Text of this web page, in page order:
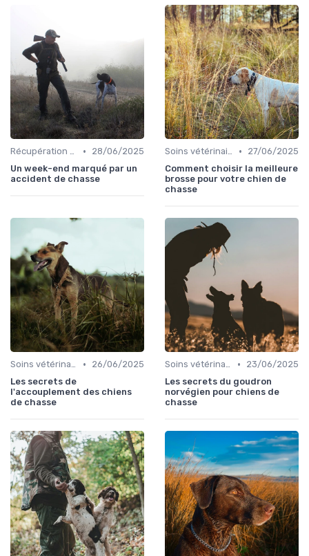
Récupération après la chasse •
28/06/2025
Un week-end marqué par un
accident de chasse
Soins vétérinaires pour chiens de chasse •
27/06/2025
Comment choisir la meilleure
brosse pour votre chien de
chasse
Soins vétérinaires pour chiens de chasse •
26/06/2025
Les secrets de
l'accouplement des chiens
de chasse
Soins vétérinaires pour chiens de chasse •
23/06/2025
Les secrets du goudron
norvégien pour chiens de
chasse